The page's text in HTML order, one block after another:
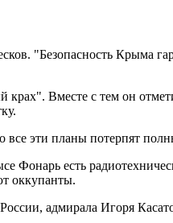
"Безопасность Крыма
Вместе с тем он
все эти планы потерпят
есть
оккупанты.
адмирала Игоря